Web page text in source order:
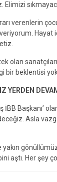
Elimizi
verenlerin
Hayat
olan
bir beklentisi
YERDEN
İBB Başkanı’
Asla
aştı. Her şey